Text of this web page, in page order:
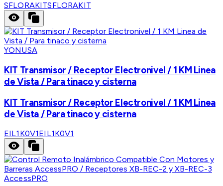
SFLORAKITSFLORAKIT
YONUSA
KIT Transmisor / Receptor Electronivel / 1 KM Linea
de Vista / Para tinaco y cisterna
KIT Transmisor / Receptor Electronivel / 1 KM Linea
de Vista / Para tinaco y cisterna
EIL1K0V1EIL1K0V1
AccessPRO